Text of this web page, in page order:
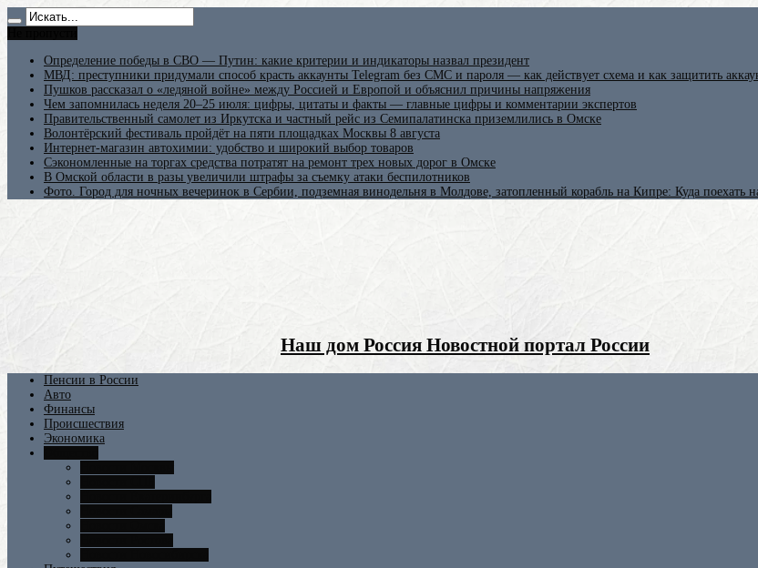
Определение победы в СВО — Путин: какие критерии и индикаторы назвал президент
МВД: преступники придумали способ красть аккаунты Telegram без СМС и пароля — как действует схема и как защитить
Пушков рассказал о «ледяной войне» между Россией и Европой и объяснил причины напряжения
Чем запомнилась неделя 20–25 июля: цифры, цитаты и факты — главные цифры и комментарии экспертов
Правительственный самолет из Иркутска и частный рейс из Семипалатинска приземлились в Омске
Волонтёрский фестиваль пройдёт на пяти площадках Москвы 8 августа
Интернет-магазин автохимии: удобство и широкий выбор товаров
Сэкономленные на торгах средства потратят на ремонт трех новых дорог в Омске
В Омской области в разы увеличили штрафы за съемку атаки беспилотников
Фото. Город для ночных вечеринок в Сербии, подземная винодельня в Молдове, затопленный корабль на Кипре: Куда поехать
Наш дом Россия Новостной портал России
Пенсии в России
Авто
Финансы
Происшествия
Экономика